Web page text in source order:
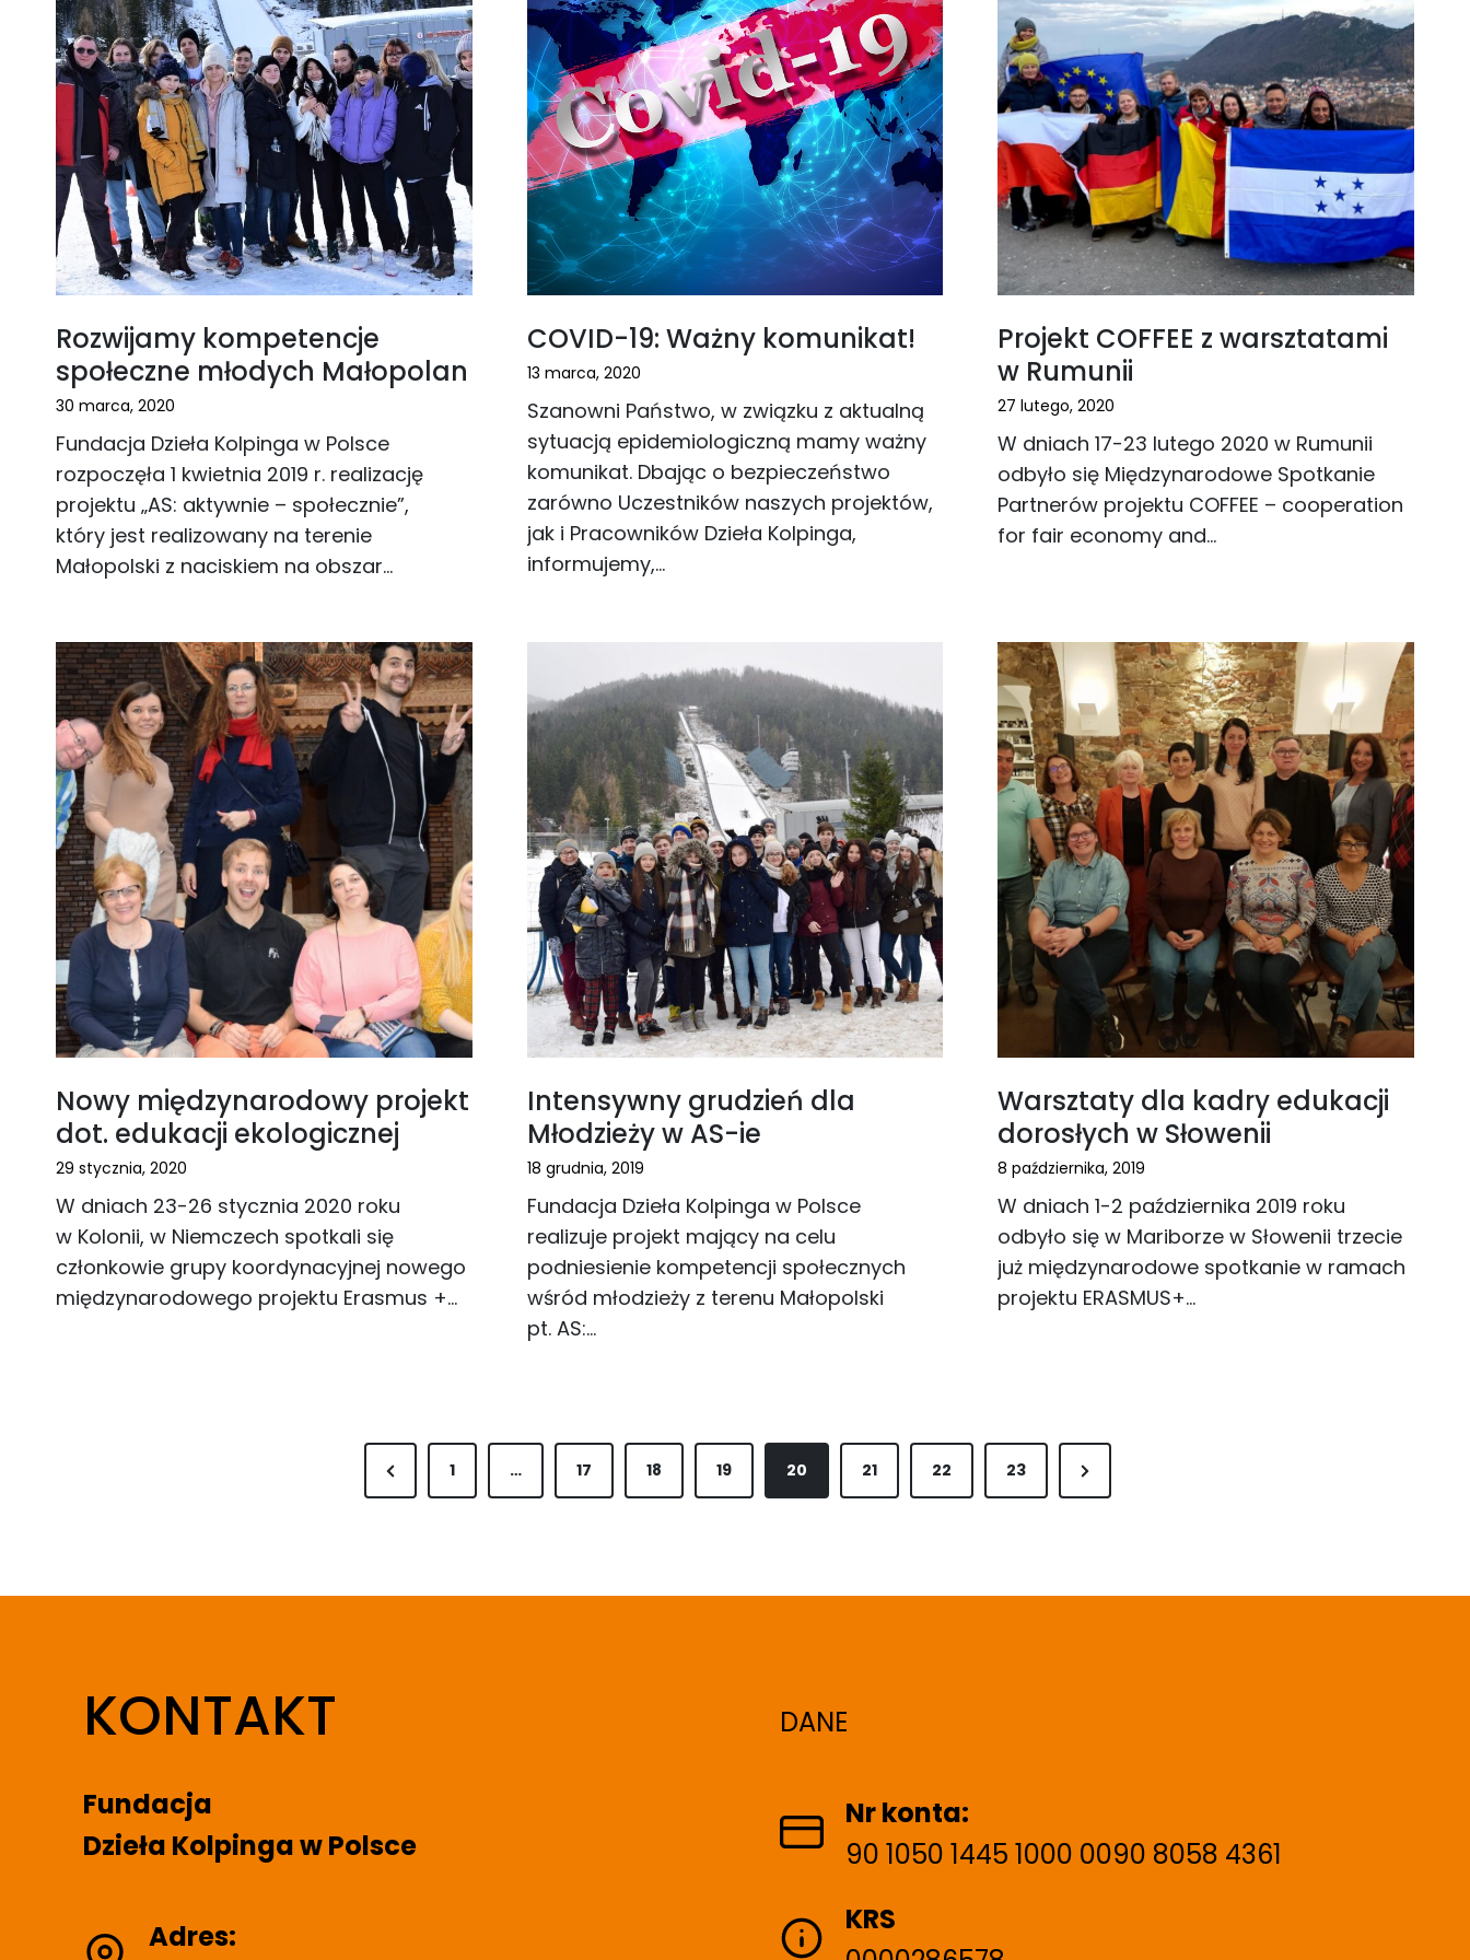
Rozwijamy kompetencje
społeczne młodych Małopolan
30 marca, 2020
Fundacja Dzieła Kolpinga w Polsce
rozpoczęła 1 kwietnia 2019 r. realizację
projektu „AS: aktywnie – społecznie”,
który jest realizowany na terenie
Małopolski z naciskiem na obszar…
COVID-19: Ważny komunikat!
13 marca, 2020
Szanowni Państwo, w związku z aktualną
sytuacją epidemiologiczną mamy ważny
komunikat. Dbając o bezpieczeństwo
zarówno Uczestników naszych projektów,
jak i Pracowników Dzieła Kolpinga,
informujemy,…
Projekt COFFEE z warsztatami
w Rumunii
27 lutego, 2020
W dniach 17-23 lutego 2020 w Rumunii
odbyło się Międzynarodowe Spotkanie
Partnerów projektu COFFEE – cooperation
for fair economy and…
Nowy międzynarodowy projekt
dot. edukacji ekologicznej
29 stycznia, 2020
W dniach 23-26 stycznia 2020 roku
w Kolonii, w Niemczech spotkali się
członkowie grupy koordynacyjnej nowego
międzynarodowego projektu Erasmus +…
Intensywny grudzień dla
Młodzieży w AS-ie
18 grudnia, 2019
Fundacja Dzieła Kolpinga w Polsce
realizuje projekt mający na celu
podniesienie kompetencji społecznych
wśród młodzieży z terenu Małopolski
pt. AS:…
Warsztaty dla kadry edukacji
dorosłych w Słowenii
8 października, 2019
W dniach 1-2 października 2019 roku
odbyło się w Mariborze w Słowenii trzecie
już międzynarodowe spotkanie w ramach
projektu ERASMUS+…
o
n
P
r
e
1 … 17 18 19 20 21 22 23
N
e
KONTAKT
Fundacja
Dzieła Kolpinga w Polsce
Adres:
DANE
Nr konta:
90 1050 1445 1000 0090 8058 4361
KRS